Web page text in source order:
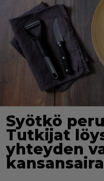
Syötkö
Tutkijat
yhteyden